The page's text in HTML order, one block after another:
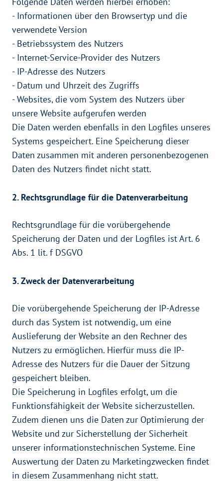
- Informationen über den Browsertyp und die
verwendete Version
- Betriebssystem des Nutzers
- Internet-Service-Provider des Nutzers
- IP-Adresse des Nutzers
- Datum und Uhrzeit des Zugriffs
- Websites, die vom System des Nutzers über
unsere Website aufgerufen werden
Die Daten werden ebenfalls in den Logfiles unseres
Systems gespeichert. Eine Speicherung dieser
Daten zusammen mit anderen personenbezogenen
Daten des Nutzers findet nicht statt.
2. Rechtsgrundlage für die Datenverarbeitung
Rechtsgrundlage für die vorübergehende
Speicherung der Daten und der Logfiles ist Art. 6
Abs. 1 lit. f DSGVO
3. Zweck der Datenverarbeitung
Die vorübergehende Speicherung der IP-Adresse
durch das System ist notwendig, um eine
Auslieferung der Website an den Rechner des
Nutzers zu ermöglichen. Hierfür muss die IP-
Adresse des Nutzers für die Dauer der Sitzung
gespeichert bleiben.
Die Speicherung in Logfiles erfolgt, um die
Funktionsfähigkeit der Website sicherzustellen.
Zudem dienen uns die Daten zur Optimierung der
Website und zur Sicherstellung der Sicherheit
unserer informationstechnischen Systeme. Eine
Auswertung der Daten zu Marketingzwecken findet
in diesem Zusammenhang nicht statt.